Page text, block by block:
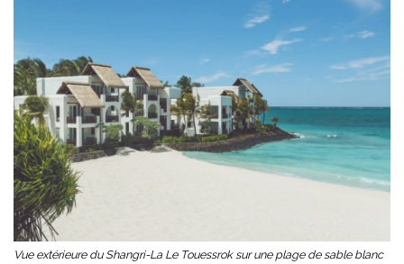
Vue extérieure du Shangri-La Le Touessrok sur une plage de sable blanc